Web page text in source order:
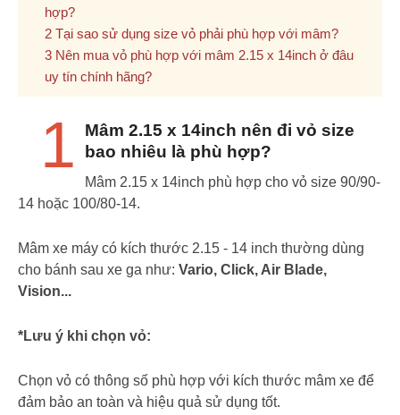
hợp?
Tại sao sử dụng size vỏ phải phù hợp với mâm?
Nên mua vỏ phù hợp với mâm 2.15 x 14inch ở đâu
uy tín chính hãng?
1
Mâm 2.15 x 14inch nên đi vỏ size
bao nhiêu là phù hợp?
Mâm 2.15 x 14inch phù hợp cho vỏ size 90/90-
14 hoặc 100/80-14.
Mâm xe máy có kích thước 2.15 - 14 inch thường dùng
cho bánh sau xe ga như: Vario, Click, Air Blade,
Vision...
*Lưu ý khi chọn vỏ:
Chọn vỏ có thông số phù hợp với kích thước mâm xe để
đảm bảo an toàn và hiệu quả sử dụng tốt.